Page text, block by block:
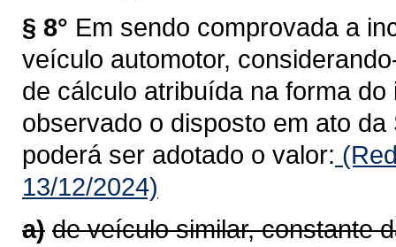
§ 8° Em sendo comprovada a
veículo automotor,
de cálculo atribuída na forma
observado o disposto em ato
poderá ser adotado o valor:
13/12/2024)
a) de veículo similar, constante